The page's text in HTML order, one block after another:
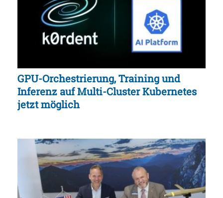
GPU-Orchestrierung, Training und
Inferenz auf Multi-Cluster Kubernetes
jetzt möglich